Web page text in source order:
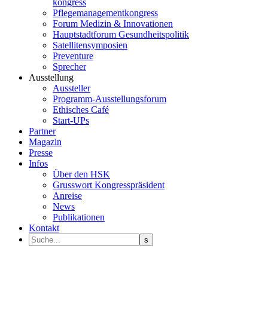
kongress
Pflegemanagementkongress
Forum Medizin & Innovationen
Hauptstadtforum Gesundheitspolitik
Satellitensymposien
Preventure
Sprecher
Ausstellung
Aussteller
Programm-Ausstellungsforum
Ethisches Café
Start-UPs
Partner
Magazin
Presse
Infos
Über den HSK
Grusswort Kongresspräsident
Anreise
News
Publikationen
Kontakt